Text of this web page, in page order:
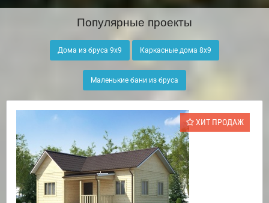
Популярные проекты
Дома из бруса 9х9 Каркасные дома 8х9
Маленькие бани из бруса
ХИТ ПРОДАЖ